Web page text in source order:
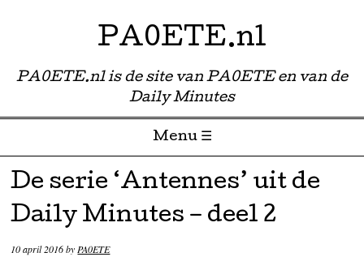
PA0ETE.nl
PA0ETE.nl is de site van PA0ETE en van de
Daily Minutes
Menu ☰
Skip to content
De serie ‘Antennes’ uit de
Daily Minutes – deel 2
10 april 2016byPA0ETE